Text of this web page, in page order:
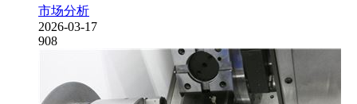
市场分析
2026-03-17
908